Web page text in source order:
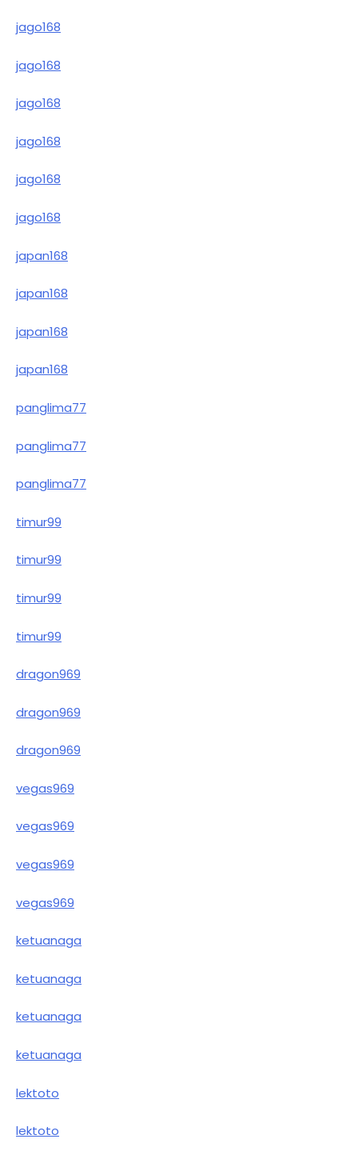
jago168
jago168
jago168
jago168
jago168
jago168
japan168
japan168
japan168
japan168
panglima77
panglima77
panglima77
timur99
timur99
timur99
timur99
dragon969
dragon969
dragon969
vegas969
vegas969
vegas969
vegas969
ketuanaga
ketuanaga
ketuanaga
ketuanaga
lektoto
lektoto